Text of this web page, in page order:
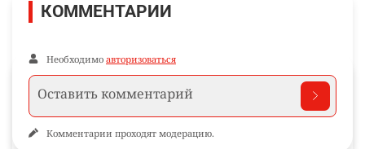
КОММЕНТАРИИ
Необходимо авторизоваться
Комментарии проходят модерацию.